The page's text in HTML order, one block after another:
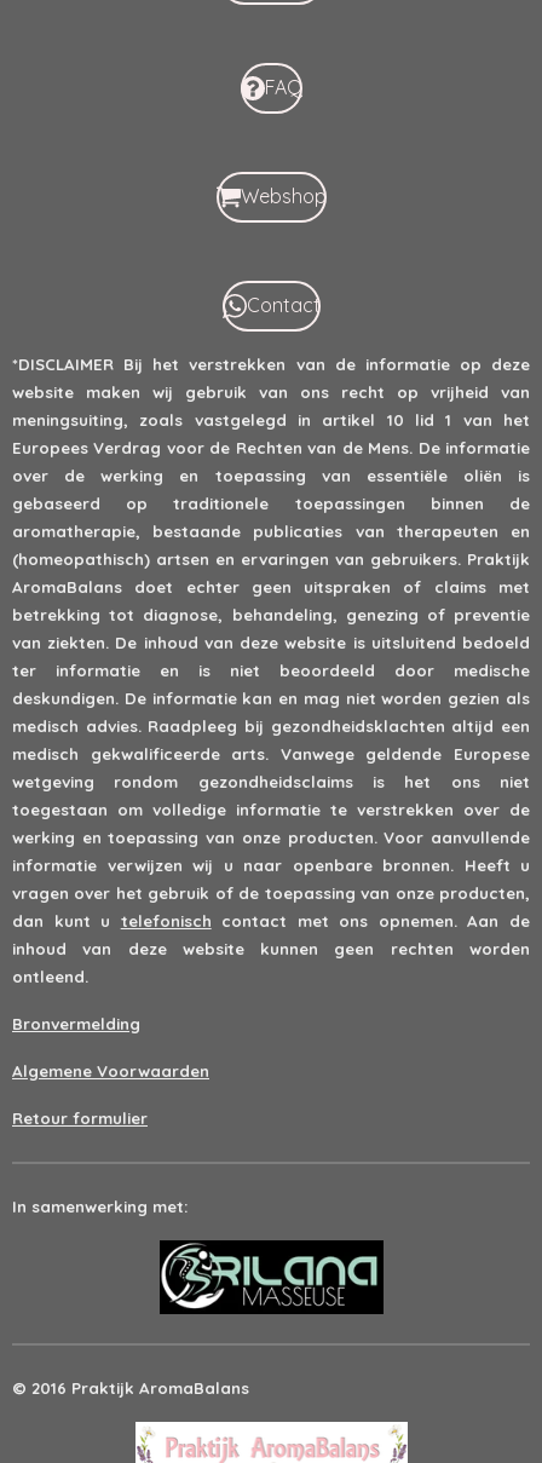
FAQ
Webshop
Contact
*DISCLAIMER Bij het verstrekken van de informatie op deze
website maken wij gebruik van ons recht op vrijheid van
meningsuiting, zoals vastgelegd in artikel 10 lid 1 van het
Europees Verdrag voor de Rechten van de Mens. De informatie
over de werking en toepassing van essentiële oliën is
gebaseerd op traditionele toepassingen binnen de
aromatherapie, bestaande publicaties van therapeuten en
(homeopathisch) artsen en ervaringen van gebruikers. Praktijk
AromaBalans doet echter geen uitspraken of claims met
betrekking tot diagnose, behandeling, genezing of preventie
van ziekten. De inhoud van deze website is uitsluitend bedoeld
ter informatie en is niet beoordeeld door medische
deskundigen. De informatie kan en mag niet worden gezien als
medisch advies. Raadpleeg bij gezondheidsklachten altijd een
medisch gekwalificeerde arts. Vanwege geldende Europese
wetgeving rondom gezondheidsclaims is het ons niet
toegestaan om volledige informatie te verstrekken over de
werking en toepassing van onze producten. Voor aanvullende
informatie verwijzen wij u naar openbare bronnen. Heeft u
vragen over het gebruik of de toepassing van onze producten,
dan kunt u telefonisch contact met ons opnemen. Aan de
inhoud van deze website kunnen geen rechten worden
ontleend.
Bronvermelding
Algemene Voorwaarden
Retour formulier
In samenwerking met:
© 2016 Praktijk AromaBalans